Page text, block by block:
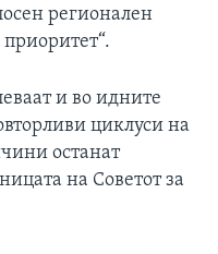
регионален
и во идните
циклуси на
останат
на Советот за